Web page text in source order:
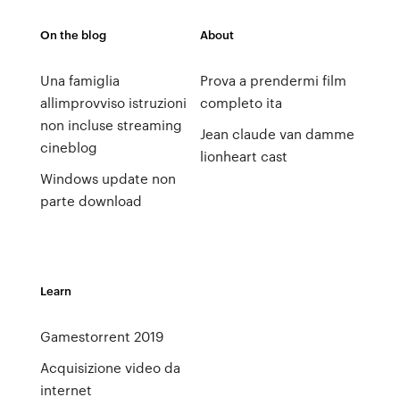
On the blog
Una famiglia
allimprovviso istruzioni
non incluse streaming
cineblog
Windows update non
parte download
About
Prova a prendermi film
completo ita
Jean claude van damme
lionheart cast
Learn
Gamestorrent 2019
Acquisizione video da
internet